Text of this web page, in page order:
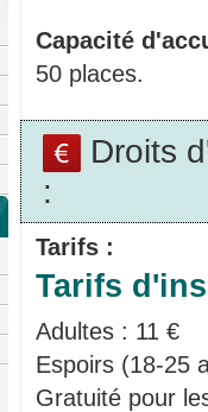
Capacité
50 places.
Droits
:
Tarifs :
Tarifs
Adultes : 11 €
Espoirs (18-25
Gratuité pour